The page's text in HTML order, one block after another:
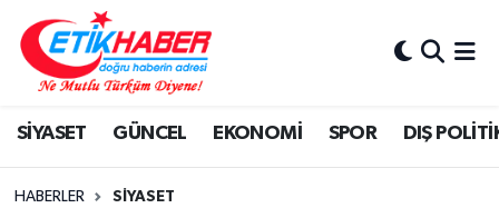
SİYASET GÜNCEL EKONOMİ SPOR DIŞ
HABERLER SİYASET
BİLİM-TEKNOLOJİ
DIŞ POLİTİKA
DÜNYA
Nöbetçi Eczaneler
Hava Durumu
İstanbul Namaz Vakitleri